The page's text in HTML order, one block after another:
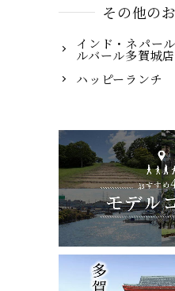
その他の
インド・ネパー
ルバール多賀城店
ハッピーランチ